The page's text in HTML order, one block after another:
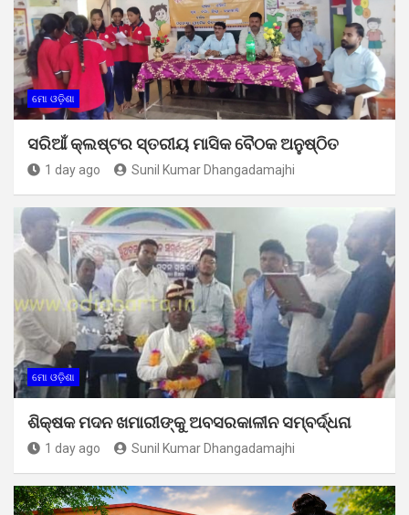
ମୋ ଓଡ଼ିଶା
ସରିଆଁ କ୍ଲଷ୍ଟର ସ୍ତରୀୟ ମାସିକ ବୈଠକ ଅନୁଷ୍ଠିତ
1 day ago Sunil Kumar Dhangadamajhi
ମୋ ଓଡ଼ିଶା
ଶିକ୍ଷକ ମଦନ ଖମାରୀଙ୍କୁ ଅବସରକାଳୀନ ସମ୍ବର୍ଦ୍ଧନା
1 day ago Sunil Kumar Dhangadamajhi